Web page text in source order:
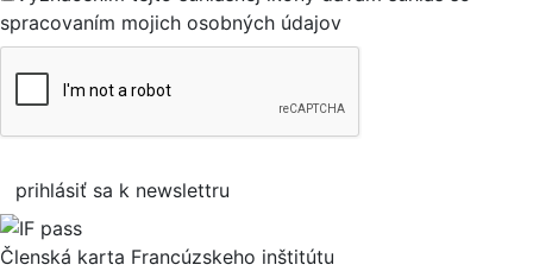
spracovaním mojich osobných údajov
prihlásiť sa k newslettru
Členská karta Francúzskeho inštitútu